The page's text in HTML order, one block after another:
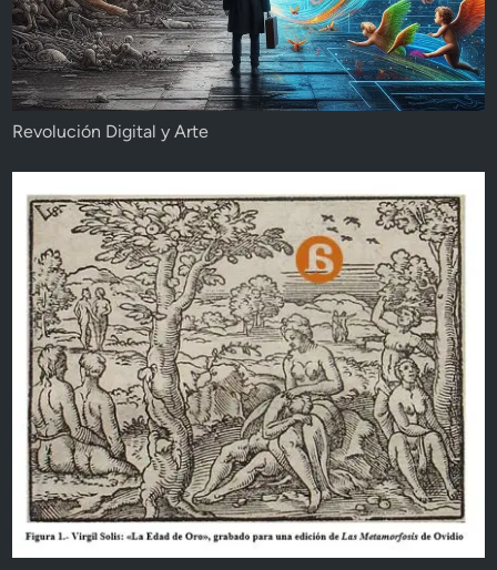
Revolución Digital y Arte